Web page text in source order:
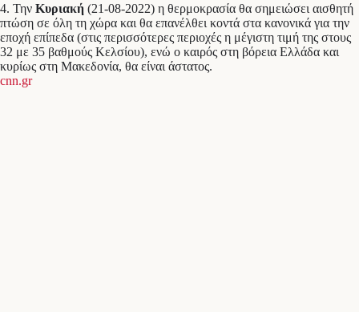
4. Την Κυριακή (21-08-2022) η θερμοκρασία θα σημειώσει αισθητή
πτώση σε όλη τη χώρα και θα επανέλθει κοντά στα κανονικά για την
εποχή επίπεδα (στις περισσότερες περιοχές η μέγιστη τιμή της στους
32 με 35 βαθμούς Κελσίου), ενώ ο καιρός στη βόρεια Ελλάδα και
κυρίως στη Μακεδονία, θα είναι άστατος.
cnn.gr